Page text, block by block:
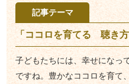
記事テーマ
「ココロを育てる 聴き
子どもたちには、幸せになっ
ですね。豊かなココロを育て